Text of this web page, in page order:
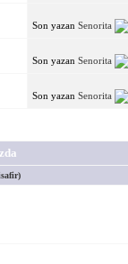
Son yazan Senorita
Son yazan Senorita
Son yazan Senorita